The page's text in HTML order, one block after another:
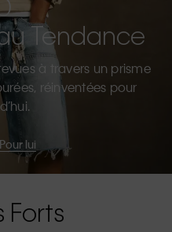
Tendance
à travers un prisme
réinventées pour
Pour lui
Forts